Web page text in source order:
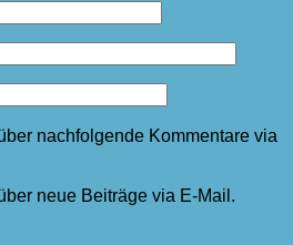
nachfolgende Kommentare via
neue Beiträge via E-Mail.